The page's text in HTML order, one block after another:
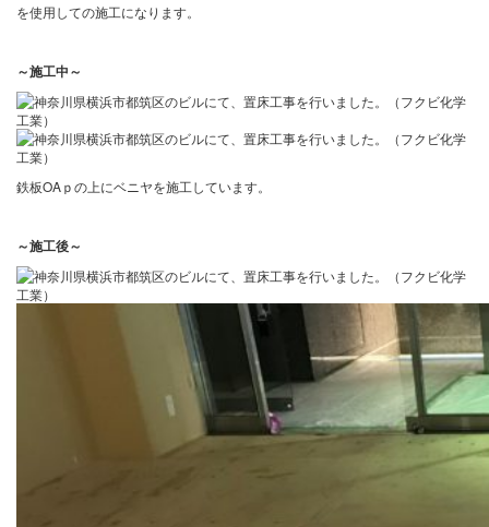
を使用しての施工になります。
～施工中～
鉄板OAｐの上にベニヤを施工しています。
～施工後～